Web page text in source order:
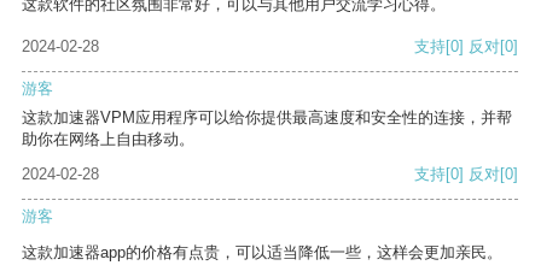
这款软件的社区氛围非常好，可以与其他用户交流学习心得。
2024-02-28 支持[0] 反对[0]
游客
这款加速器VPM应用程序可以给你提供最高速度和安全性的连接，并帮
助你在网络上自由移动。
2024-02-28
支持[0] 反对[0]
游客
这款加速器app的价格有点贵，可以适当降低一些，这样会更加亲民。